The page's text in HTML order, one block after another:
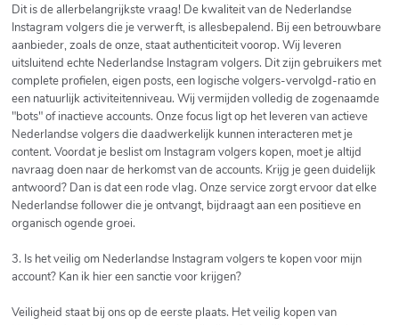
Dit is de allerbelangrijkste vraag! De kwaliteit van de Nederlandse
Instagram volgers die je verwerft, is allesbepalend. Bij een betrouwbare
aanbieder, zoals de onze, staat authenticiteit voorop. Wij leveren
uitsluitend echte Nederlandse Instagram volgers. Dit zijn gebruikers met
complete profielen, eigen posts, een logische volgers-vervolgd-ratio en
een natuurlijk activiteitenniveau. Wij vermijden volledig de zogenaamde
"bots" of inactieve accounts. Onze focus ligt op het leveren van actieve
Nederlandse volgers die daadwerkelijk kunnen interacteren met je
content. Voordat je beslist om Instagram volgers kopen, moet je altijd
navraag doen naar de herkomst van de accounts. Krijg je geen duidelijk
antwoord? Dan is dat een rode vlag. Onze service zorgt ervoor dat elke
Nederlandse follower die je ontvangt, bijdraagt aan een positieve en
organisch ogende groei.
3. Is het veilig om Nederlandse Instagram volgers te kopen voor mijn
account? Kan ik hier een sanctie voor krijgen?
Veiligheid staat bij ons op de eerste plaats. Het veilig kopen van